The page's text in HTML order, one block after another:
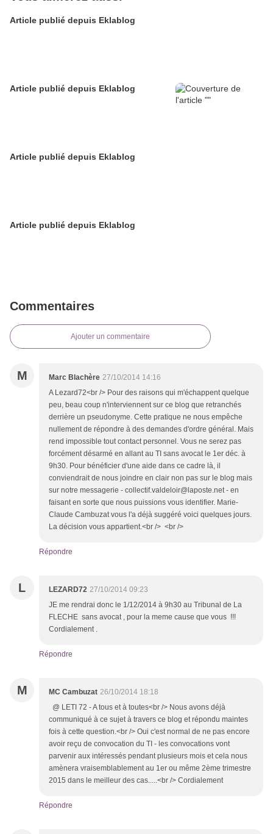
Article publié depuis Eklablog
Article publié depuis Eklablog
Article publié depuis Eklablog
Article publié depuis Eklablog
Commentaires
Ajouter un commentaire
M Marc Blachère 27/10/2014 14:16
A Lezard72<br /> Pour des raisons qui m'échappent quelque
peu, beau coup n'interviennent sur ce blog que retranchés
derrière un pseudonyme. Cette pratique ne nous empêche
nullement de répondre à des demandes d'ordre général. Mais
rend impossible tout contact personnel. Vous ne serez pas
forcément désarmé en allant au TI sans avocat le 1er déc. à
9h30. Pour bénéficier d'une aide dans ce cadre là, il
conviendrait de nous joindre en clair non pas sur le blog mais
sur notre messagerie - collectif.valdeloir@laposte.net - en
faisant en sorte que nous puissions vous identifier. Marie-
Claude Cambuzat vous l'a déjà suggéré voici quelques jours.
La décision vous appartient.<br /> <br />
Répondre
L LEZARD72 27/10/2014 09:23
JE me rendrai donc le 1/12/2014 à 9h30 au Tribunal de La
FLECHE sans avocat , pour la meme cause que vous !!!
Cordialement .
Répondre
M MC Cambuzat 26/10/2014 18:18
@ LETI 72 - A tous et à toutes<br /> Nous avons déjà
communiqué à ce sujet à travers ce blog et répondu maintes
fois à cette question.<br /> Oui c'est normal de ne pas encore
avoir reçu de convocation du TI - les convocations vont
parvenir aux intéressés pendant plusieurs mois et cela nous
amènera vraisemblablement au 1er ou même 2ème trimestre
2015 dans le meilleur des cas.....<br /> Cordialement
Répondre